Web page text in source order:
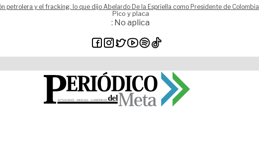
petrolera y el fracking, lo que dijo Abelardo De la Espriella como Presidente de Colombia
Pico y placa
: No aplica